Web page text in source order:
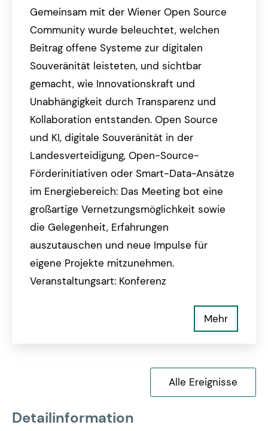
Gemeinsam mit der Wiener Open Source
Community wurde beleuchtet, welchen
Beitrag offene Systeme zur digitalen
Souveränität leisteten, und sichtbar
gemacht, wie Innovationskraft und
Unabhängigkeit durch Transparenz und
Kollaboration entstanden. Open Source
und KI, digitale Souveränität in der
Landesverteidigung, Open-Source-
Förderinitiativen oder Smart-Data-Ansätze
im Energiebereich: Das Meeting bot eine
großartige Vernetzungsmöglichkeit sowie
die Gelegenheit, Erfahrungen
auszutauschen und neue Impulse für
eigene Projekte mitzunehmen.
Veranstaltungsart: Konferenz
Mehr
Alle Ereignisse
Detailinformation